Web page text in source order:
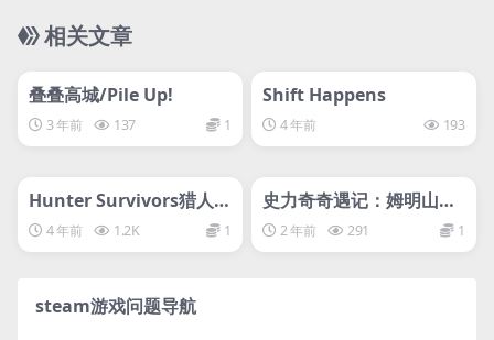
相关文章
叠叠高城/Pile Up!
3 年前 137 1
Shift Happens
4 年前 193
svip专属
Hunter Survivors猎人的
幸存者
4 年前 1.2K 1
svip专属
史力奇奇遇记：姆明山谷
之歌2 年前 291 1
steam游戏问题导航